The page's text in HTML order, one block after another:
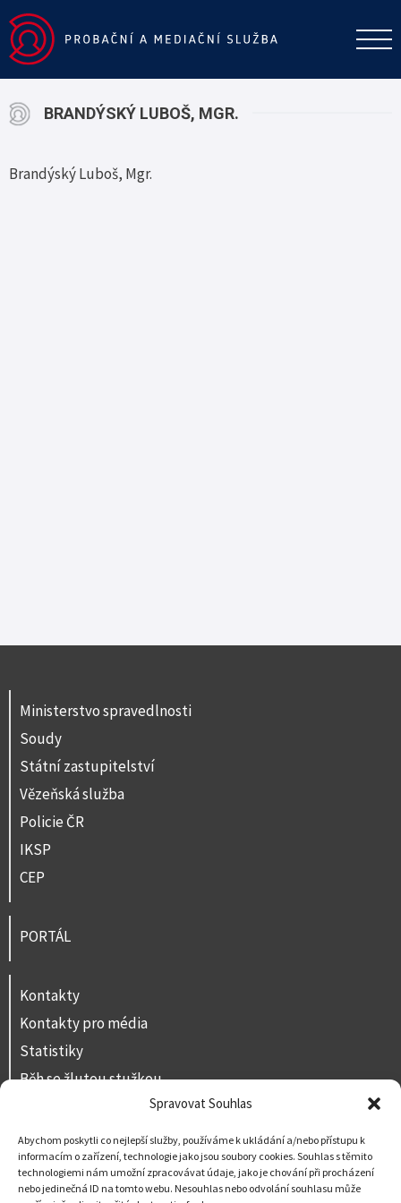
Spravovat Souhlas
Abychom poskytli co nejlepší služby, používáme k ukládání a/nebo přístupu k
informacím o zařízení, technologie jako jsou soubory cookies. Souhlas s těmito
technologiemi nám umožní zpracovávat údaje, jako je chování při procházení
nebo jedinečná ID na tomto webu. Nesouhlas nebo odvolání souhlasu může
BRANDÝSKÝ LUBOŠ, MGR.
Brandýský Luboš, Mgr.
Ministerstvo spravedlnosti
Soudy
Státní zastupitelství
Vězeňská služba
Policie ČR
IKSP
CEP
PORTÁL
Kontakty
Kontakty pro média
Statistiky
Běh se žlutou stužkou
Prohlášení o přístupnosti
Napište nám